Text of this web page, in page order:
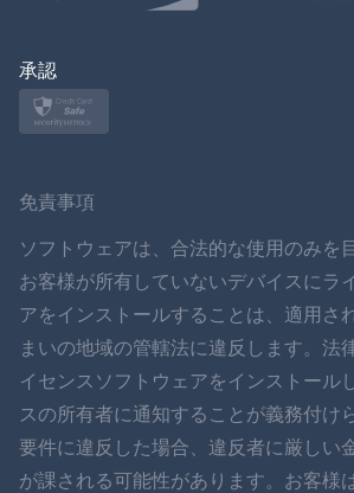
ポーランド語
ภาษาไทย
简体中文
ダンスク
हिंदी
承認
免責事項
ソフトウェアは、合法的な使用のみを
お客様が所有していないデバイスにラ
アをインストールすることは、適用さ
まいの地域の管轄法に違反します。法
イセンスソフトウェアをインストール
スの所有者に通知することが義務付け
要件に違反した場合、違反者に厳しい
が課される可能性があります。お客様